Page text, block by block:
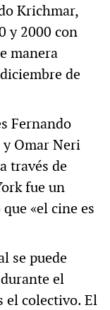
Krichmar,
y 2000 con
manera
de
Fernando
Omar Neri
través de
fue un
«el cine es
se puede
el
el colectivo. El